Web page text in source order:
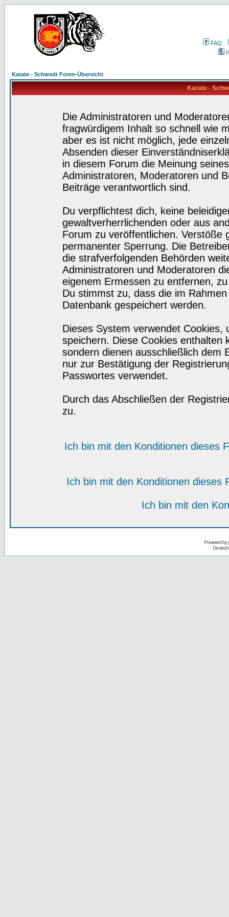
FAQ
Karate - Schwedt Foren-Übersicht
Karate -
Die Administratoren und
fragwürdigem Inhalt so schnell wie
aber es ist nicht möglich, jede
Absenden dieser
in diesem Forum die Meinung
Administratoren, Moderatoren und
Beiträge verantwortlich sind.
Du verpflichtest dich, keine
gewaltverherrlichenden oder aus
Forum zu veröffentlichen. Verstöße
permanenter Sperrung. Die
die strafverfolgenden Behörden
Administratoren und Moderatoren
eigenem Ermessen zu entfernen,
Du stimmst zu, dass die im
Datenbank gespeichert werden.
Dieses System verwendet
speichern. Diese Cookies enthalten
sondern dienen ausschließlich dem
nur zur Bestätigung der
Passwortes verwendet.
Durch das Abschließen der
zu.
Ich bin mit den Konditionen dieses
Ich bin mit den Konditionen dieses
Ich bin mit den
Powered by